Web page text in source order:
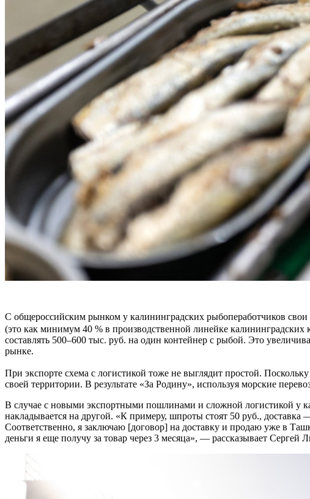
С общероссийским рынком у калининградских рыбопеработчиков
(это как минимум 40 % в производственной линейке калининградских
составлять 500–600 тыс. руб. на один контейнер с рыбой. Это
рынке.
При экспорте схема с логистикой тоже не выглядит простой.
своей территории. В результате «За Родину», используя морские
В случае с новыми экспортными пошлинами и сложной логистикой у
накладывается на другой. «К примеру, шпроты стоят 50 руб.,
Соответственно, я заключаю [договор] на доставку и продаю уже в
деньги я еще получу за товар через 3 месяца», — рассказывает Сергей